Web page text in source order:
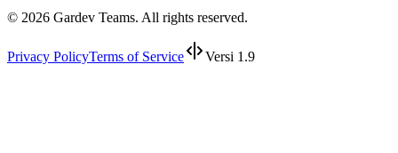
© 2026 Gardev Teams. All rights reserved.
Privacy PolicyTerms of Service Versi 1.9